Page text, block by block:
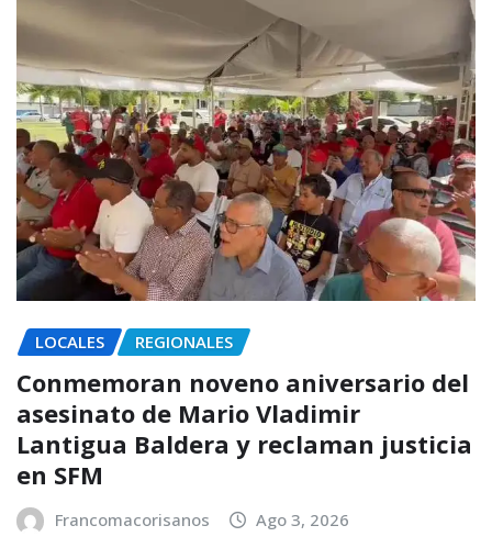
LOCALES REGIONALES
Conmemoran noveno aniversario del
asesinato de Mario Vladimir
Lantigua Baldera y reclaman justicia
en SFM
Francomacorisanos Ago 3, 2026